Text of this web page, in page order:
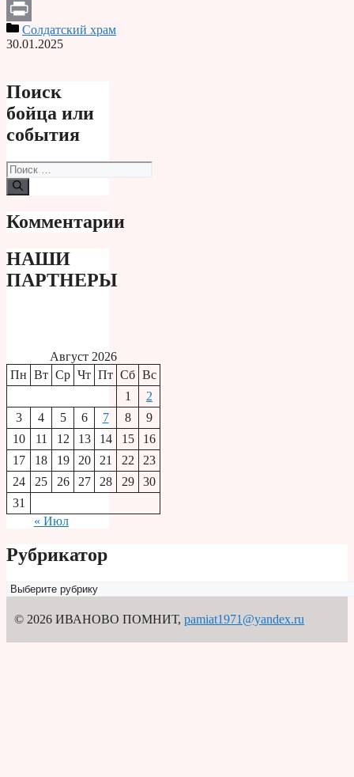
Telegram
PrintСолдатский храм
30.01.2025
Поиск
бойца или
события
Поиск:
Комментарии
НАШИ
ПАРТНЕРЫ
Август 2026
Пн Вт Ср Чт Пт Сб Вс
1
2
3
4 5 6 7 8
9
10
11 12 13 14 15
16
17
18 19 20 21 22
23
24
25 26 27 28 29
30
31
« Июл
Рубрикатор
Рубрикатор
© 2026 ИВАНОВО ПОМНИТ, pamiat1971@yandex.ru